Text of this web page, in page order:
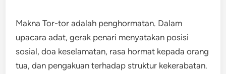
Makna Tor-tor adalah penghormatan. Dalam
upacara adat, gerak penari menyatakan posisi
sosial, doa keselamatan, rasa hormat kepada orang
tua, dan pengakuan terhadap struktur kekerabatan.